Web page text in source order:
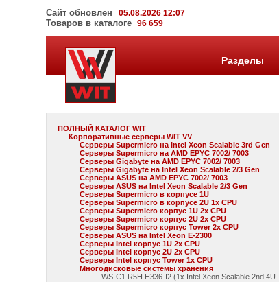
Сайт обновлен 05.08.2026 12:07
Товаров в каталоге96 659
Разделы
ПОЛНЫЙ КАТАЛОГ WIT
Корпоративные серверы WIT VV
Серверы Supermicro на Intel Xeon Scalable 3rd Gen
Серверы Supermicro на AMD EPYC 7002/ 7003
Серверы Gigabyte на AMD EPYC 7002/ 7003
Серверы Gigabyte на Intel Xeon Scalable 2/3 Gen
Серверы ASUS на AMD EPYC 7002/ 7003
Серверы ASUS на Intel Xeon Scalable 2/3 Gen
Серверы Supermicro в корпусе 1U
Серверы Supermicro в корпусе 2U 1x CPU
Серверы Supermicro корпус 1U 2x CPU
Серверы Supermicro корпус 2U 2x CPU
Серверы Supermicro корпус Tower 2x CPU
Серверы ASUS на Intel Xeon E-2300
Серверы Intel корпус 1U 2x CPU
Серверы Intel корпус 2U 2x CPU
Серверы Intel корпус Tower 1x CPU
Многодисковые системы хранения
WS-C1.R5H.H336-I2 (1x Intel Xeon Scalable 2nd 4U